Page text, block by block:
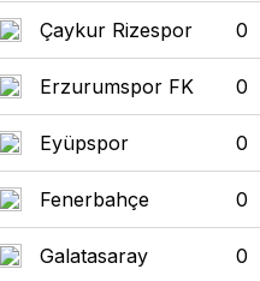
bu
Güler kararı
Çaykur Rizespor 0
Erzurumspor FK 0
Eyüpspor 0
Fenerbahçe 0
Galatasaray 0